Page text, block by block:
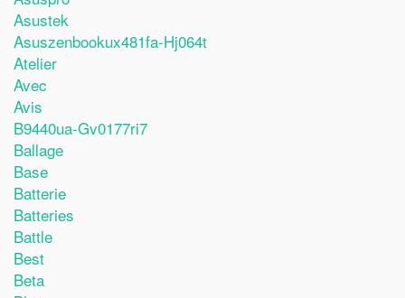
Asustek
Asuszenbookux481fa-Hj064t
Atelier
Avec
Avis
B9440ua-Gv0177ri7
Ballage
Base
Batterie
Batteries
Battle
Best
Beta